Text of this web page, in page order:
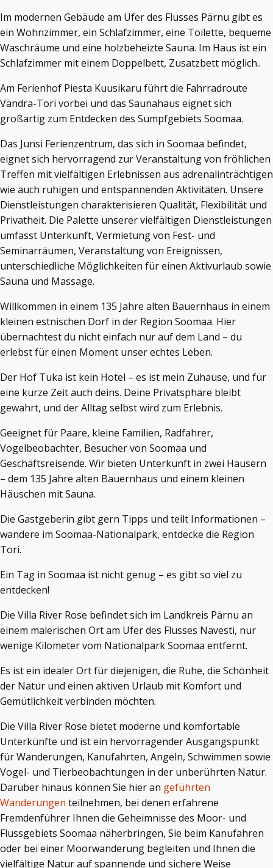
Im modernen Gebäude am Ufer des Flusses Pärnu gibt es
ein Wohnzimmer, ein Schlafzimmer, eine Toilette, bequeme
Waschräume und eine holzbeheizte Sauna. Im Haus ist ein
Schlafzimmer mit einem Doppelbett, Zusatzbett möglich..
Am Ferienhof Piesta Kuusikaru führt die Fahrradroute
Vändra-Tori vorbei und das Saunahaus eignet sich
großartig zum Entdecken des Sumpfgebiets Soomaa.
Das Junsi Ferienzentrum, das sich in Soomaa befindet,
eignet sich hervorragend zur Veranstaltung von fröhlichen
Treffen mit vielfältigen Erlebnissen aus adrenalinträchtigen
wie auch ruhigen und entspannenden Aktivitäten. Unsere
Dienstleistungen charakterisieren Qualität, Flexibilität und
Privatheit. Die Palette unserer vielfältigen Dienstleistungen
umfasst Unterkunft, Vermietung von Fest- und
Seminarräumen, Veranstaltung von Ereignissen,
unterschiedliche Möglichkeiten für einen Aktivurlaub sowie
Sauna und Massage.
Willkommen in einem 135 Jahre alten Bauernhaus in einem
kleinen estnischen Dorf in der Region Soomaa. Hier
übernachtest du nicht einfach nur auf dem Land – du
erlebst für einen Moment unser echtes Leben.
Der Hof Tuka ist kein Hotel – es ist mein Zuhause, und für
eine kurze Zeit auch deins. Deine Privatsphäre bleibt
gewahrt, und der Alltag selbst wird zum Erlebnis.
Geeignet für Paare, kleine Familien, Radfahrer,
Vogelbeobachter, Besucher von Soomaa und
Geschäftsreisende. Wir bieten Unterkunft in zwei Häusern
– dem 135 Jahre alten Bauernhaus und einem kleinen
Häuschen mit Sauna.
Die Gastgeberin gibt gern Tipps und teilt Informationen –
wandere im Soomaa-Nationalpark, entdecke die Region
Tori.
Ein Tag in Soomaa ist nicht genug – es gibt so viel zu
entdecken!
Die Villa River Rose befindet sich im Landkreis Pärnu an
einem malerischen Ort am Ufer des Flusses Navesti, nur
wenige Kilometer vom Nationalpark Soomaa entfernt.
Es ist ein idealer Ort für diejenigen, die Ruhe, die Schönheit
der Natur und einen aktiven Urlaub mit Komfort und
Gemütlichkeit verbinden möchten.
Die Villa River Rose bietet moderne und komfortable
Unterkünfte und ist ein hervorragender Ausgangspunkt
für Wanderungen, Kanufahrten, Angeln, Schwimmen sowie
Vogel- und Tierbeobachtungen in der unberührten Natur.
Darüber hinaus können Sie hier an geführten
Wanderungen teilnehmen, bei denen erfahrene
Fremdenführer Ihnen die Geheimnisse des Moor- und
Flussgebiets Soomaa näherbringen, Sie beim Kanufahren
oder bei einer Moorwanderung begleiten und Ihnen die
vielfältige Natur auf spannende und sichere Weise